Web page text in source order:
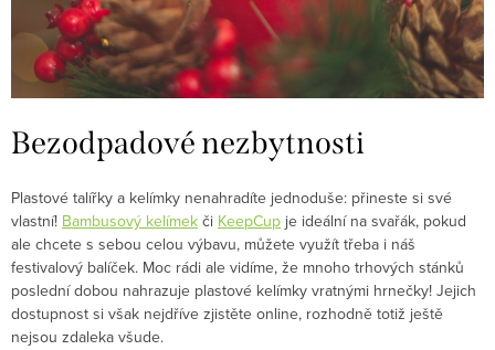
Bezodpadové nezbytnosti
Plastové talířky a kelímky nenahradíte jednoduše: přineste si své
vlastní! Bambusový kelímek či KeepCup je ideální na svařák, pokud
ale chcete s sebou celou výbavu, můžete využít třeba i náš
festivalový balíček. Moc rádi ale vidíme, že mnoho trhových stánků
poslední dobou nahrazuje plastové kelímky vratnými hrnečky! Jejich
dostupnost si však nejdříve zjistěte online, rozhodně totiž ještě
nejsou zdaleka všude.